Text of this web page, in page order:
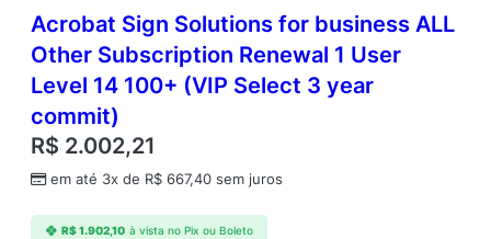
Acrobat Sign Solutions for business ALL
Other Subscription Renewal 1 User
Level 14 100+ (VIP Select 3 year
commit)
R$ 2.002,21
em até 3x de R$ 667,40 sem juros
R$1.902,10 à vista no Pix ou Boleto